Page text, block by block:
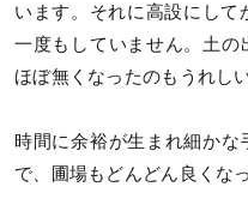
います。それに高設にして
一度もしていません。土
ほぼ無くなったのもうれし
時間に余裕が生まれ細かな
で、圃場もどんどん良くな